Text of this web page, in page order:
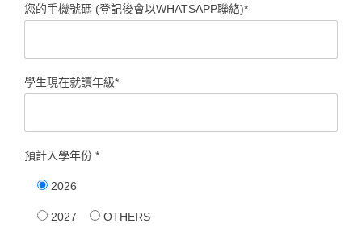
您的手機號碼 (登記後會以WHATSAPP聯絡)*
學生現在就讀年級*
預計入學年份 *
2026
2027 OTHERS